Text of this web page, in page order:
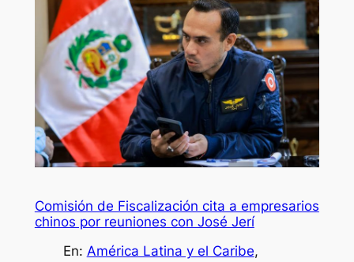
Comisión de Fiscalización cita a empresarios
chinos por reuniones con José Jerí
En: América Latina y el Caribe